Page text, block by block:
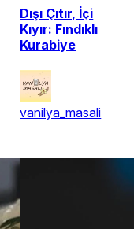
Dışı Çıtır, İçi
Kıyır: Fındıklı
Kurabiye
vanilya_masali